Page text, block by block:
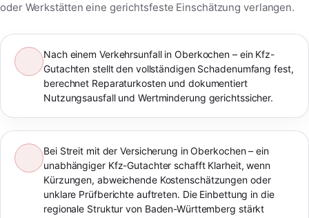
oder Werkstätten eine gerichtsfeste Einschätzung verlangen.
Nach einem Verkehrsunfall in Oberkochen – ein Kfz-
Gutachten stellt den vollständigen Schadenumfang fest,
berechnet Reparaturkosten und dokumentiert
Nutzungsausfall und Wertminderung gerichtssicher.
Bei Streit mit der Versicherung in Oberkochen – ein
unabhängiger Kfz-Gutachter schafft Klarheit, wenn
Kürzungen, abweichende Kostenschätzungen oder
unklare Prüfberichte auftreten. Die Einbettung in die
regionale Struktur von Baden-Württemberg stärkt